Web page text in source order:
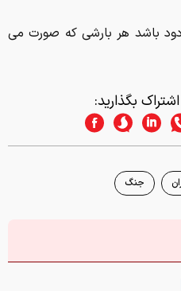
دود باشد هر بارشی که صورت می
بگذارید:
جنگ